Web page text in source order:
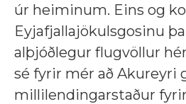
úr heiminum. Eins og
Eyjafjallajökulsgosinu
alþjóðlegur flugvöllur
sé fyrir mér að Akureyri
millilendingarstaður